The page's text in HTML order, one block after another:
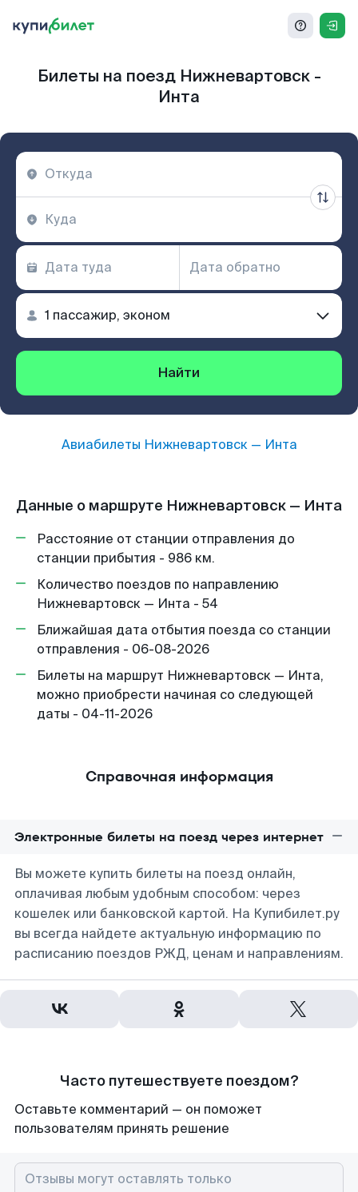
Билеты на поезд Нижневартовск -
Инта
Найти
Авиабилеты Нижневартовск— Инта
Данные о маршруте Нижневартовск — Инта
Расстояние от станции отправления до
станции прибытия - 986 км.
Количество поездов по направлению
Нижневартовск — Инта - 54
Ближайшая дата отбытия поезда со станции
отправления - 06-08-2026
Билеты на маршрут Нижневартовск — Инта,
можно приобрести начиная со следующей
даты - 04-11-2026
Справочная информация
Электронные билеты на поезд через интернет
Вы можете купить билеты на поезд онлайн,
оплачивая любым удобным способом: через
кошелек или банковской картой. На Купибилет.ру
вы всегда найдете актуальную информацию по
расписанию поездов РЖД, ценам и направлениям.
Часто путешествуете поездом?
Оставьте комментарий — он поможет
пользователям принять решение